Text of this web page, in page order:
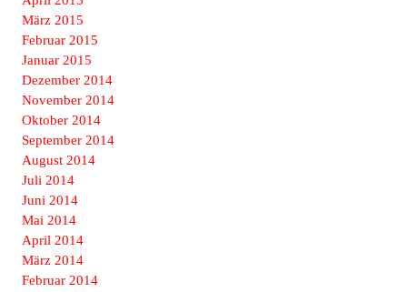
März 2015
Februar 2015
Januar 2015
Dezember 2014
November 2014
Oktober 2014
September 2014
August 2014
Juli 2014
Juni 2014
Mai 2014
April 2014
März 2014
Februar 2014